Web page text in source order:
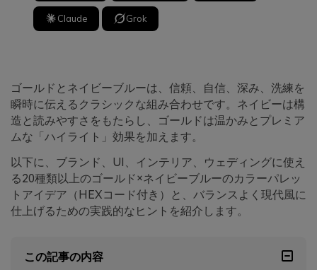
Claude Grok
ゴールドとネイビーブルーは、信頼、自信、深み、洗練を
瞬時に伝えるクラシックな組み合わせです。ネイビーは構
造と読みやすさをもたらし、ゴールドは温かみとプレミア
ムな「ハイライト」効果を加えます。
以下に、ブランド、UI、インテリア、ウェディングに使え
る20種類以上のゴールド×ネイビーブルーのカラーパレッ
トアイデア（HEXコード付き）と、バランスよく現代風に
仕上げるための実践的なヒントを紹介します。
この記事の内容